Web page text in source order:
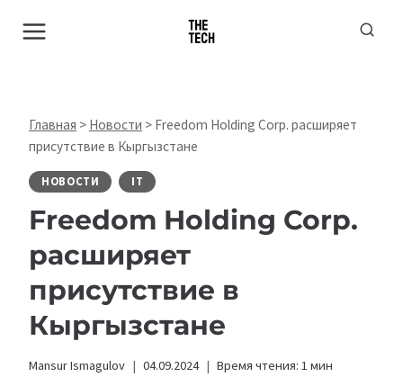
Главная > Новости > Freedom Holding Corp. расширяет
присутствие в Кыргызстане
НОВОСТИ IT
Freedom Holding Corp.
расширяет
присутствие в
Кыргызстане
Mansur Ismagulov 04.09.2024 Время чтения: 1 мин